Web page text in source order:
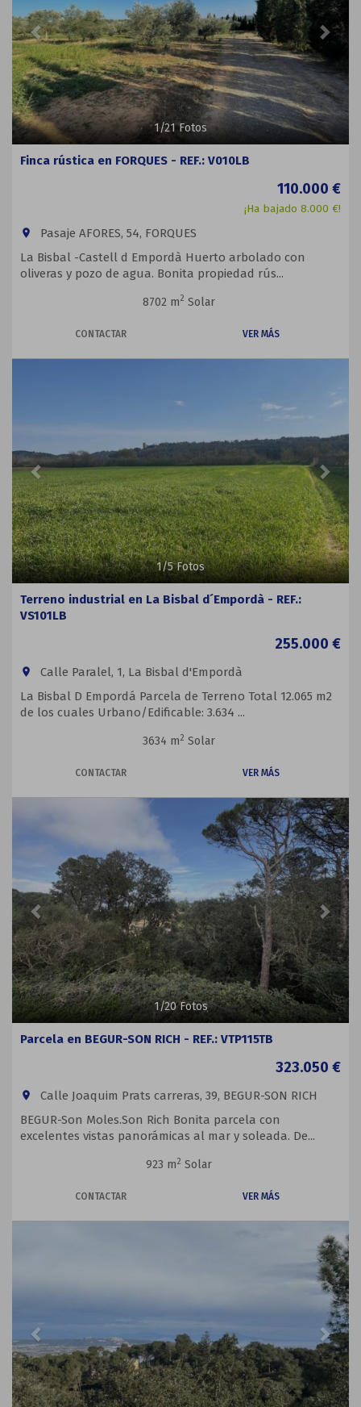
1 /21Fotos
Finca rústica en FORQUES - REF.: V010LB
110.000 €
¡Ha bajado 8.000 €!
room
Pasaje AFORES, 54, FORQUES
La Bisbal -Castell d Empordà Huerto arbolado con
oliveras y pozo de agua. Bonita propiedad rús...
8702 m2 Solar
CONTACTAR VER MÁS
1/5Fotos
Terreno industrial en La Bisbal d´Empordà - REF.:
VS101LB
255.000 €
room
Calle Paralel, 1, La Bisbal d'Empordà
La Bisbal D Empordá Parcela de Terreno Total 12.065 m2
de los cuales Urbano/Edificable: 3.634 ...
3634 m2 Solar
CONTACTAR VER MÁS
Next
1/20Fotos
Parcela en BEGUR-SON RICH - REF.: VTP115TB
323.050 €
room
Calle Joaquim Prats carreras, 39, BEGUR-SON RICH
BEGUR-Son Moles.Son Rich Bonita parcela con
excelentes vistas panorámicas al mar y soleada. De...
923 m2 Solar
CONTACTAR VER MÁS
Next